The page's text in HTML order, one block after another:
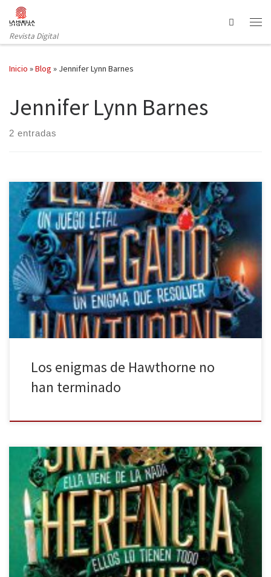
Saltar al contenido
Revista Digital
Search
Inicio »Blog » Jennifer Lynn Barnes
Jennifer Lynn Barnes
2 entradas
Molino publica El legado Hawthorne —la segunda parte de Una
herencia letal— de Jennifer Lynn Barnes. El mundo de las
herencias siempre es peliagudo. Tal vez, incluso, exista la
probabilidad de que la realidad supere la ficción. No obstante, en
el caso de esta novela, Tobias Tattersall Hawthorne se esmeró […]
Los enigmas de Hawthorne no
han terminado
Molino publica Una herencia en juego de Jennifer Lynn Barnes. El
mundo es un lugar sesgado por las clases sociales. Podemos
encontrar familias como las de Shameless o personas tan ricas
como Tony Stark. Al mismo tiempo es un lugar de misterios como
Puñales por la espalda o las obras de […]